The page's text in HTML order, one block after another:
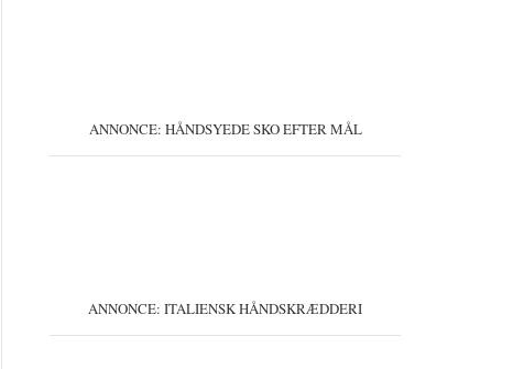
ANNONCE: HÅNDSYEDE SKO EFTER MÅL
ANNONCE: ITALIENSK HÅNDSKRÆDDERI